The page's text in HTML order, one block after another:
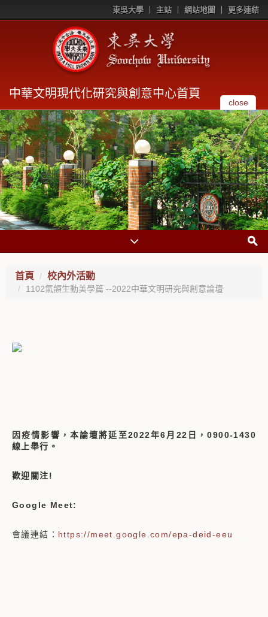
東吳大學 主站 網站地圖 更多連結
中華文明現代化研究與創意中心首頁
close
首頁 校內外活動
1102氣韻生動美學篇 --2022中華文明研究與創意論壇
因疫情影響，本論壇將延至2022年6月22日，0900-1430
線上舉行。
歡迎關注!
Google Meet:
會議連結： https://meet.google.com/epa-deid-eeu